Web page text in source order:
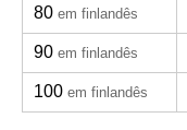
80 em finlandês
90 em finlandês
100 em finlandês